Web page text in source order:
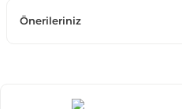
Önerileriniz